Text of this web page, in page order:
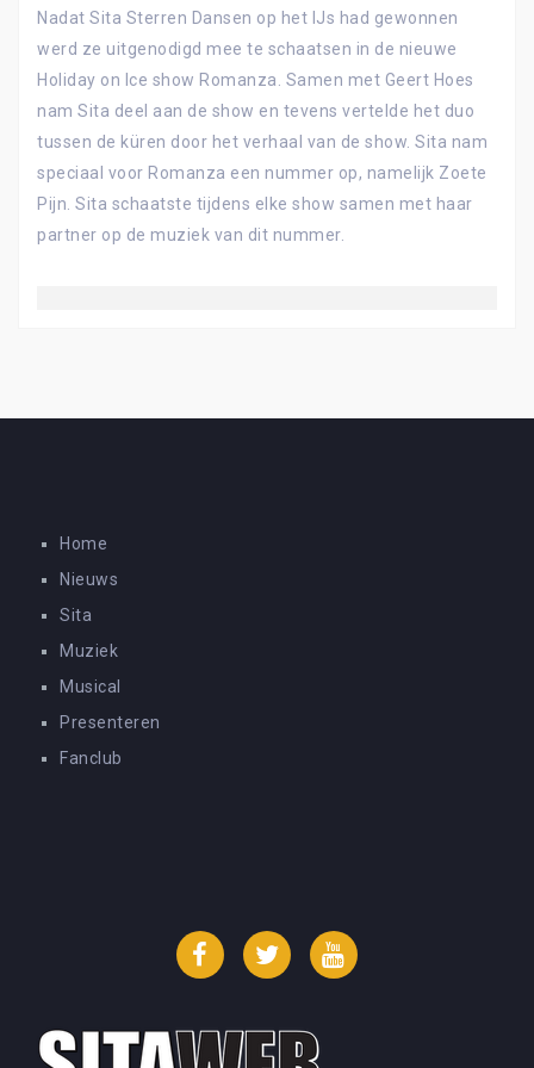
Nadat Sita Sterren Dansen op het IJs had gewonnen
werd ze uitgenodigd mee te schaatsen in de nieuwe
Holiday on Ice show Romanza. Samen met Geert Hoes
nam Sita deel aan de show en tevens vertelde het duo
tussen de küren door het verhaal van de show. Sita nam
speciaal voor Romanza een nummer op, namelijk Zoete
Pijn. Sita schaatste tijdens elke show samen met haar
partner op de muziek van dit nummer.
Home
Nieuws
Sita
Muziek
Musical
Presenteren
Fanclub
FacebookTwitter YouTube